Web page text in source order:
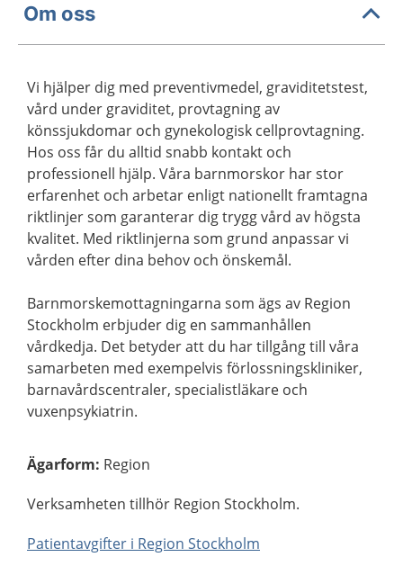
Om oss
Vi hjälper dig med preventivmedel, graviditetstest,
vård under graviditet, provtagning av
könssjukdomar och gynekologisk cellprovtagning.
Hos oss får du alltid snabb kontakt och
professionell hjälp. Våra barnmorskor har stor
erfarenhet och arbetar enligt nationellt framtagna
riktlinjer som garanterar dig trygg vård av högsta
kvalitet. Med riktlinjerna som grund anpassar vi
vården efter dina behov och önskemål.
Barnmorskemottagningarna som ägs av Region
Stockholm erbjuder dig en sammanhållen
vårdkedja. Det betyder att du har tillgång till våra
samarbeten med exempelvis förlossningskliniker,
barnavårdscentraler, specialistläkare och
vuxenpsykiatrin.
Ägarform: Region
Verksamheten tillhör Region Stockholm.
Patientavgifter i Region Stockholm